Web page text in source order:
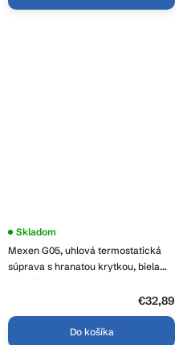
Mexen G05, uhlová termostatická
súprava s hranatou krytkou, biela
matná, W901-958-909-20
Skladom
€32,89
Do košíka